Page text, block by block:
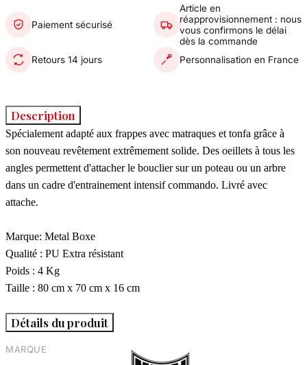
Paiement sécurisé
Article en
réapprovisionnement : nous
vous confirmons le délai
dès la commande
Retours 14 jours
Personnalisation en France
Description
Spécialement adapté aux frappes avec matraques et tonfa grâce à
son nouveau revêtement extrêmement solide. Des oeillets à tous les
angles permettent d'attacher le bouclier sur un poteau ou un arbre
dans un cadre d'entrainement intensif commando. Livré avec
attache.
Marque: Metal Boxe
Qualité : PU Extra résistant
Poids : 4 Kg
Taille : 80 cm x 70 cm x 16 cm
Détails du produit
MARQUE